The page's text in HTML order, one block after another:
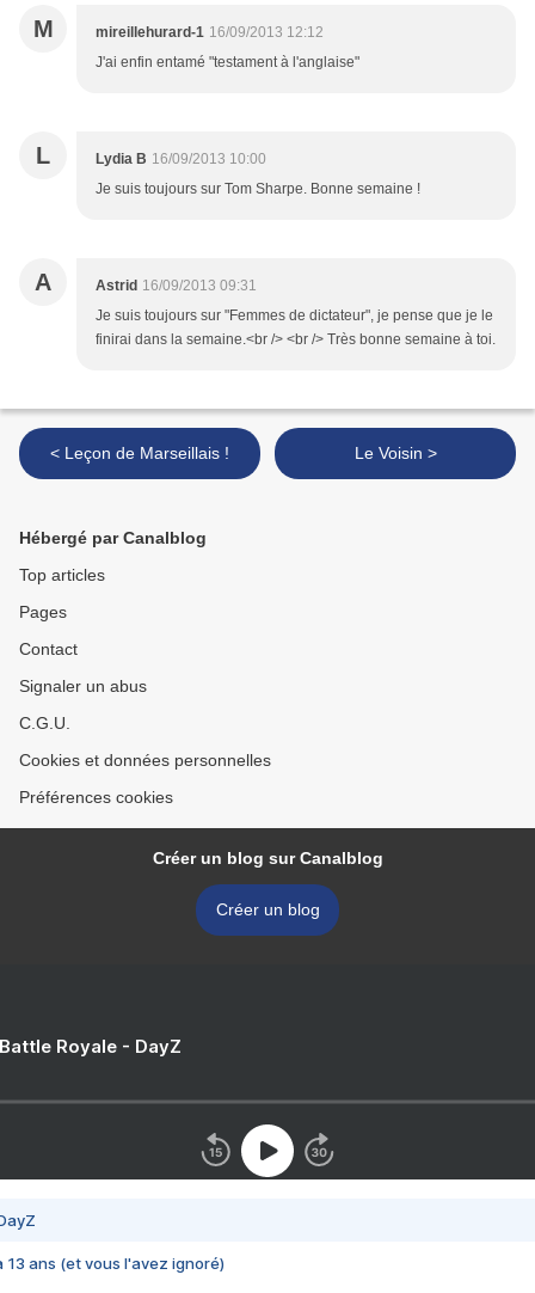
M mireillehurard-1 16/09/2013 12:12
J'ai enfin entamé "testament à l'anglaise"
L Lydia B 16/09/2013 10:00
Je suis toujours sur Tom Sharpe. Bonne semaine !
A Astrid 16/09/2013 09:31
Je suis toujours sur "Femmes de dictateur", je pense que je le
finirai dans la semaine.<br /> <br /> Très bonne semaine à toi.
< Leçon de Marseillais ! Le Voisin >
Hébergé par Canalblog
Top articles
Pages
Contact
Signaler un abus
C.G.U.
Cookies et données personnelles
Préférences cookies
Créer un blog sur Canalblog
Créer un blog
Royale - DayZ
13 ans (et vous l'avez ignoré)